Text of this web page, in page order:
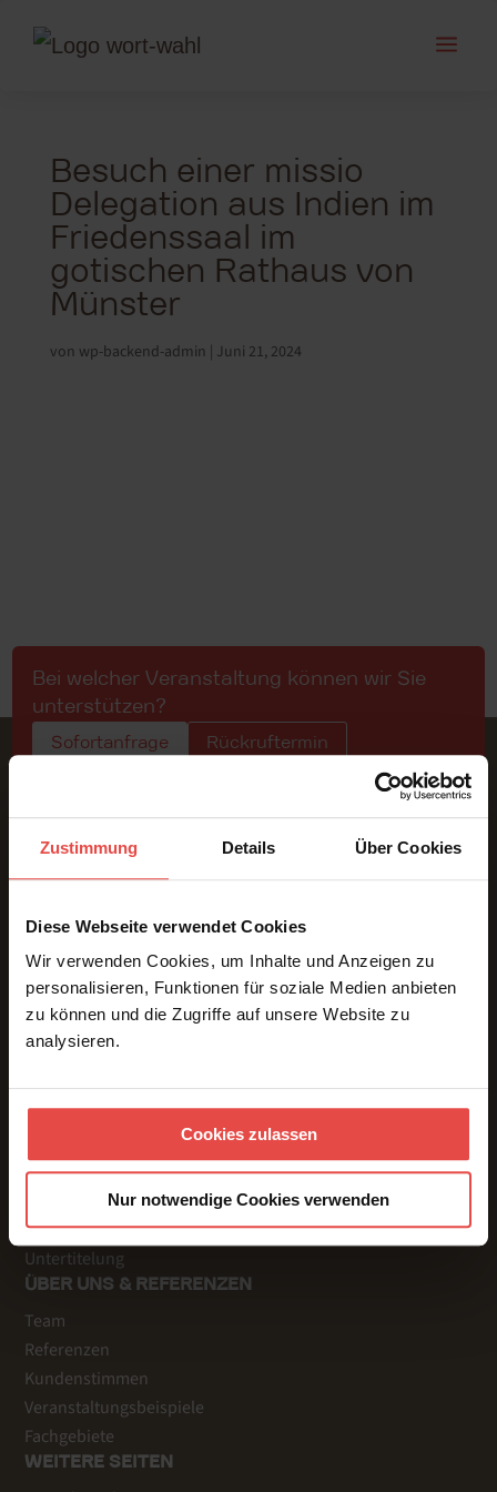
Zustimmung Details Über Cookies
Diese Webseite verwendet Cookies
Wir verwenden Cookies, um Inhalte und Anzeigen zu
personalisieren, Funktionen für soziale Medien anbieten
zu können und die Zugriffe auf unsere Website zu
analysieren.
Cookies zulassen
Nur notwendige Cookies verwenden
a
Besuch einer missio
Delegation aus Indien im
Friedenssaal im
gotischen Rathaus von
Münster
von wp-backend-admin Juni 21, 2024
Bei welcher Veranstaltung können wir Sie
unterstützen?
Sofortanfrage Rückruftermin
LEISTUNGEN
Präsenz
Online
Hybrid
Dolmetschtechnik
Übersetzungen
Voice Over
Untertitelung
ÜBER UNS & REFERENZEN
Team
Referenzen
Kundenstimmen
Veranstaltungsbeispiele
Fachgebiete
WEITERE SEITEN